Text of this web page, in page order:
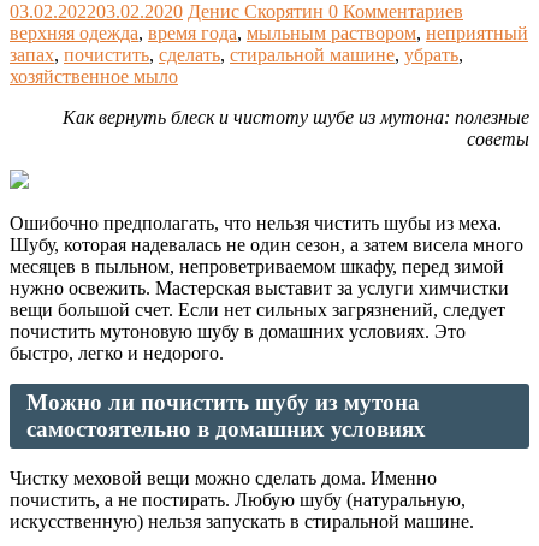
03.02.202203.02.2020 Денис Скорятин 0 Комментариев
верхняя одежда, время года, мыльным раствором, неприятный
запах, почистить, сделать, стиральной машине, убрать,
хозяйственное мыло
Как вернуть блеск и чистоту шубе из мутона: полезные
советы
Ошибочно предполагать, что нельзя чистить шубы из меха.
Шубу, которая надевалась не один сезон, а затем висела много
месяцев в пыльном, непроветриваемом шкафу, перед зимой
нужно освежить. Мастерская выставит за услуги химчистки
вещи большой счет. Если нет сильных загрязнений, следует
почистить мутоновую шубу в домашних условиях. Это
быстро, легко и недорого.
Можно ли почистить шубу из мутона
самостоятельно в домашних условиях
Чистку меховой вещи можно сделать дома. Именно
почистить, а не постирать. Любую шубу (натуральную,
искусственную) нельзя запускать в стиральной машине.